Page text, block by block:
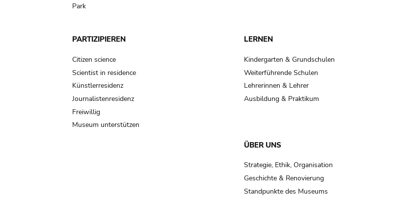
Park
PARTIZIPIEREN
Citizen science
Scientist in residence
Künstlerresidenz
Journalistenresidenz
Freiwillig
Museum unterstützen
LERNEN
Kindergarten & Grundschulen
Weiterführende Schulen
Lehrerinnen & Lehrer
Ausbildung & Praktikum
ÜBER UNS
Strategie, Ethik, Organisation
Geschichte & Renovierung
Standpunkte des Museums